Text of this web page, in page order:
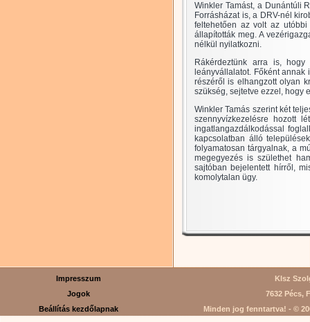
Winkler Tamást, a Dunántúli
Forrásházat is, a DRV-nél
feltehetően az volt az
állapították meg. A
nélkül nyilatkozni.
Rákérdeztünk arra is,
leányvállalatot. Főként
részéről is elhangzott olyan
szükség, sejtetve ezzel, hogy
Winkler Tamás szerint két
szennyvízkezelésre hozott
ingatlangazdálkodással
kapcsolatban álló
folyamatosan tárgyalnak, a
megegyezés is születhet
sajtóban bejelentett hírről,
komolytalan ügy.
Impresszum
Klsz
Jogok
7632 Pécs,
Beállítás kezdőlapnak
Minden jog fenntartva! - ©